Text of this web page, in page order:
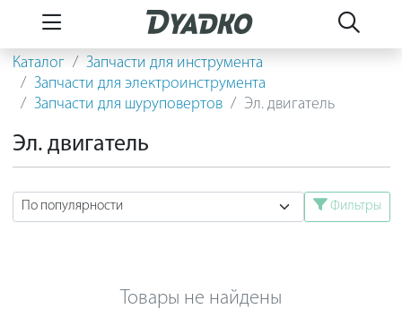
Каталог
Запчасти для инструмента
Запчасти для электроинструмента
Запчасти для шуруповертов
Эл. двигатель
Эл. двигатель
Фильтры
Товары не найдены